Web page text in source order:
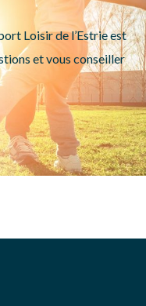
Loisir de l’Estrie est
et vous conseiller